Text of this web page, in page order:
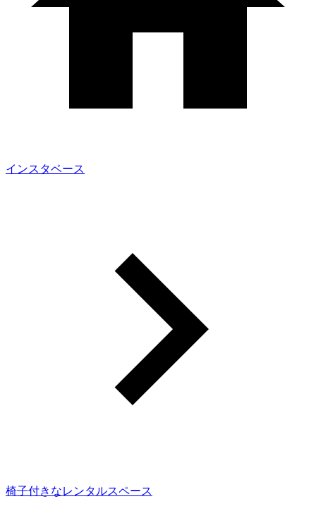
インスタベース
椅子付きなレンタルスペース